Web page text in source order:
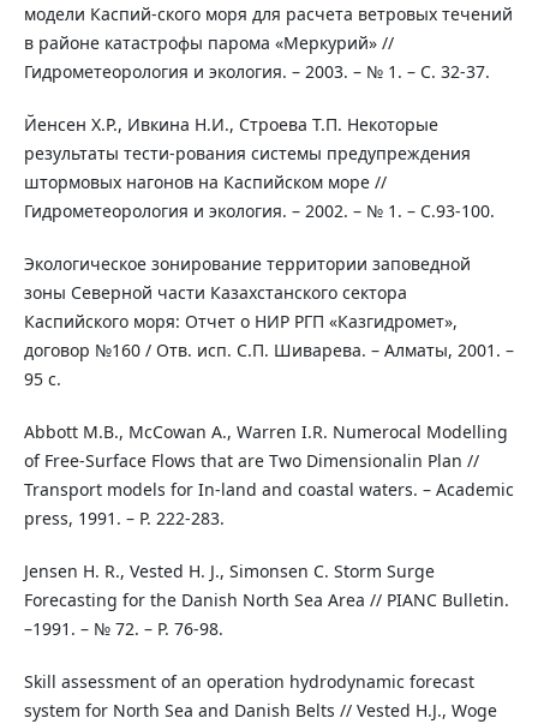
модели Каспий-ского моря для расчета ветровых течений
в районе катастрофы парома «Меркурий» //
Гидрометеорология и экология. – 2003. – № 1. – С. 32-37.
Йенсен Х.Р., Ивкина Н.И., Строева Т.П. Некоторые
результаты тести-рования системы предупреждения
штормовых нагонов на Каспийском море //
Гидрометеорология и экология. – 2002. – № 1. – С.93-100.
Экологическое зонирование территории заповедной
зоны Северной части Казахстанского сектора
Каспийского моря: Отчет о НИР РГП «Казгидромет»,
договор №160 / Отв. исп. С.П. Шиварева. – Алматы, 2001. –
95 с.
Abbott M.B., McCowan A., Warren I.R. Numerocal Modelling
of Free-Surface Flows that are Two Dimensionalin Plan //
Transport models for In-land and coastal waters. – Academic
press, 1991. – P. 222-283.
Jensen H. R., Vested H. J., Simonsen C. Storm Surge
Forecasting for the Danish North Sea Area // PIANC Bulletin.
–1991. – № 72. – P. 76-98.
Skill assessment of an operation hydrodynamic forecast
system for North Sea and Danish Belts // Vested H.J., Woge